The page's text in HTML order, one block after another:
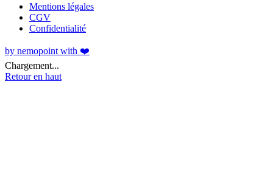
Mentions légales
CGV
Confidentialité
by nemopoint with ❤️
Chargement...
Retour en haut